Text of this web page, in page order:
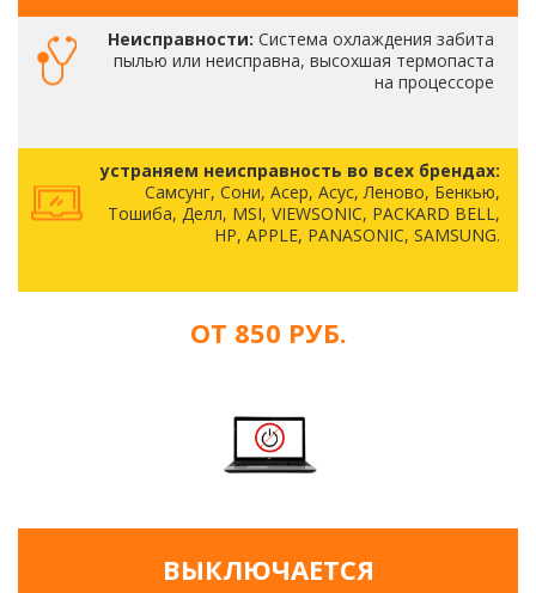
Неисправности: Система охлаждения забита
пылью или неисправна, высохшая термопаста
на процессоре
устраняем неисправность во всех брендах:
Самсунг, Сони, Асер, Асус, Леново, Бенкью,
Тошиба, Делл, MSI, VIEWSONIC, PACKARD BELL,
HP, APPLE, PANASONIC, SAMSUNG.
ОТ 850 РУБ.
ВЫКЛЮЧАЕТСЯ